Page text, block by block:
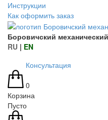
Инструкции
Как оформить заказ
Боровичский
RU | EN
Консультация
0
Корзина
Пусто